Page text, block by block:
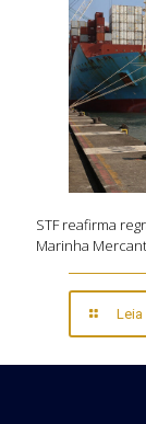
STF reafirma
Marinha